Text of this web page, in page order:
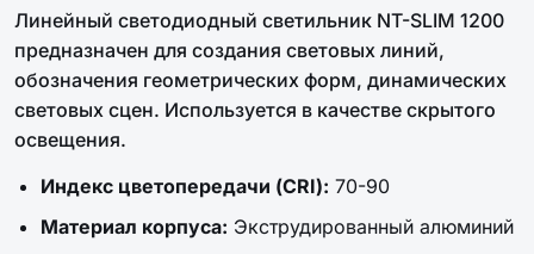
Линейный светодиодный светильник NT-SLIM 1200
предназначен для создания световых линий,
обозначения геометрических форм, динамических
световых сцен. Используется в качестве скрытого
освещения.
Индекс цветопередачи (CRI): 70-90
Материал корпуса: Экструдированный алюминий